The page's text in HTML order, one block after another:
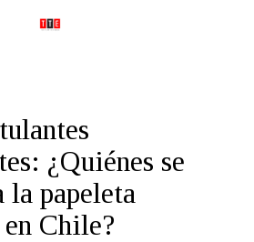
¿Quiénes se
papeleta
Chile?